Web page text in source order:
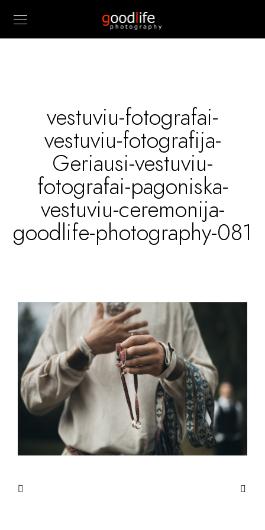
vestuviu-fotografai-
vestuviu-fotografija-
Geriausi-vestuviu-
fotografai-pagoniska-
vestuviu-ceremonija-
goodlife-photography-081